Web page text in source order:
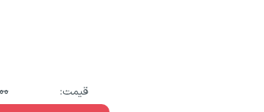
قیمت: